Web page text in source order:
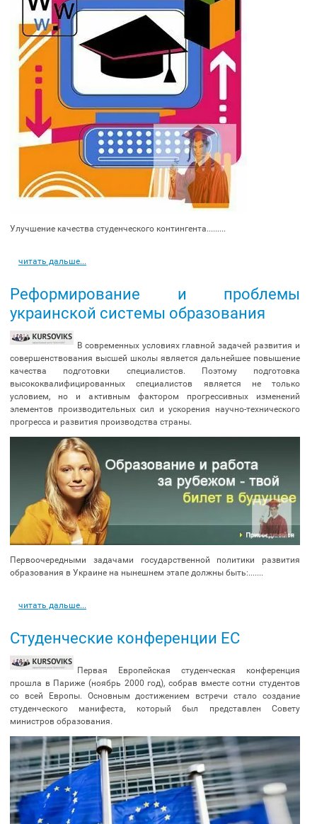
Улучшение качества студенческого контингента.........
читать дальше...
Реформирование и проблемы
украинской системы образования
В современных условиях главной задачей развития и
совершенствования высшей школы является дальнейшее повышение
качества подготовки специалистов. Поэтому подготовка
высококвалифицированных специалистов является не только
условием, но и активным фактором прогрессивных изменений
элементов производительных сил и ускорения научно-технического
прогресса и развития производства страны.
Первоочередными задачами государственной политики развития
образования в Украине на нынешнем этапе должны быть:.......
читать дальше...
Студенческие конференции ЕС
Первая Европейская студенческая конференция
прошла в Париже (ноябрь 2000 год), собрав вместе сотни студентов
со всей Европы. Основным достижением встречи стало создание
студенческого манифеста, который был представлен Совету
министров образования.